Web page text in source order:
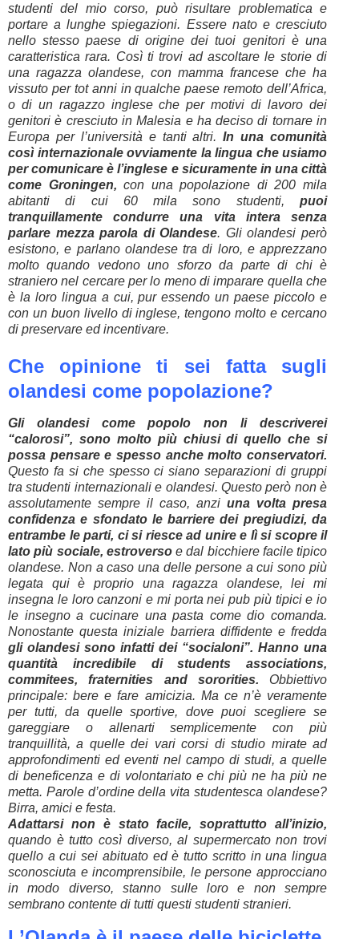
studenti del mio corso, può risultare problematica e
portare a lunghe spiegazioni. Essere nato e cresciuto
nello stesso paese di origine dei tuoi genitori è una
caratteristica rara. Così ti trovi ad ascoltare le storie di
una ragazza olandese, con mamma francese che ha
vissuto per tot anni in qualche paese remoto dell’Africa,
o di un ragazzo inglese che per motivi di lavoro dei
genitori è cresciuto in Malesia e ha deciso di tornare in
Europa per l’università e tanti altri.In una comunità
così internazionale ovviamente la lingua che usiamo
per comunicare è l’inglese e sicuramente in una città
come Groningen, con una popolazione di 200 mila
abitanti di cui 60 mila sono studenti, puoi
tranquillamente condurre una vita intera senza
parlare mezza parola di Olandese. Gli olandesi però
esistono, e parlano olandese tra di loro, e apprezzano
molto quando vedono uno sforzo da parte di chi è
straniero nel cercare per lo meno di imparare quella che
è la loro lingua a cui, pur essendo un paese piccolo e
con un buon livello di inglese, tengono molto e cercano
di preservare ed incentivare.
Che opinione ti sei fatta sugli
olandesi come popolazione?
Gli olandesi come popolo non li descriverei
“calorosi”, sono molto più chiusi di quello che si
possa pensare e spesso anche molto conservatori.
Questo fa si che spesso ci siano separazioni di gruppi
tra studenti internazionali e olandesi. Questo però non è
assolutamente sempre il caso, anzi una volta presa
confidenza e sfondato le barriere dei pregiudizi, da
entrambe le parti, ci si riesce ad unire e lì si scopre il
lato più sociale, estroversoe dal bicchiere facile tipico
olandese. Non a caso una delle persone a cui sono più
legata qui è proprio una ragazza olandese, lei mi
insegna le loro canzoni e mi porta nei pub più tipici e io
le insegno a cucinare una pasta come dio comanda.
Nonostante questa iniziale barriera diffidente e fredda
gli olandesi sono infatti dei “socialoni”. Hanno una
quantità incredibile di students associations,
commitees, fraternities and sororities. Obbiettivo
principale: bere e fare amicizia. Ma ce n’è veramente
per tutti, da quelle sportive, dove puoi scegliere se
gareggiare o allenarti semplicemente con più
tranquillità, a quelle dei vari corsi di studio mirate ad
approfondimenti ed eventi nel campo di studi, a quelle
di beneficenza e di volontariato e chi più ne ha più ne
metta. Parole d’ordine della vita studentesca olandese?
Birra, amici e festa.
Adattarsi non è stato facile, soprattutto all’inizio,
quando è tutto così diverso, al supermercato non trovi
quello a cui sei abituato ed è tutto scritto in una lingua
sconosciuta e incomprensibile, le persone approcciano
in modo diverso, stanno sulle loro e non sempre
sembrano contente di tutti questi studenti stranieri.